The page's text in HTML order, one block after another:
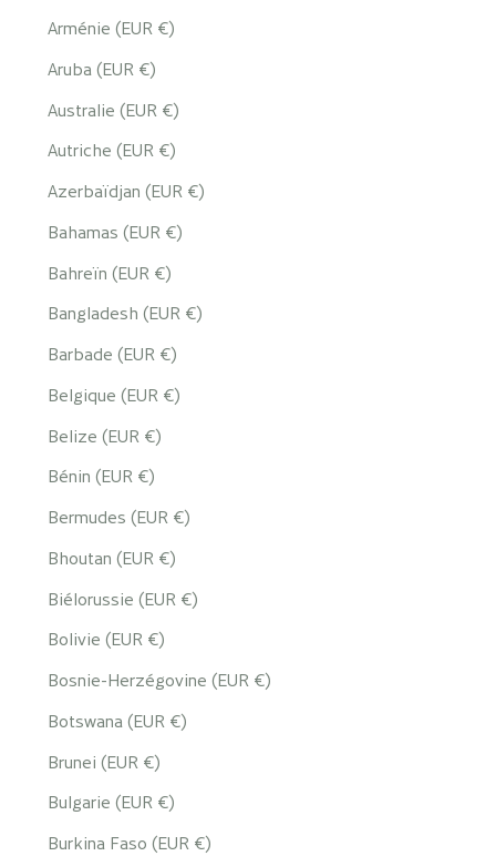
Arménie (EUR €)
Aruba (EUR €)
Australie (EUR €)
Autriche (EUR €)
Azerbaïdjan (EUR €)
Bahamas (EUR €)
Bahreïn (EUR €)
Bangladesh (EUR €)
Barbade (EUR €)
Belgique (EUR €)
Belize (EUR €)
Bénin (EUR €)
Bermudes (EUR €)
Bhoutan (EUR €)
Biélorussie (EUR €)
Bolivie (EUR €)
Bosnie-Herzégovine (EUR €)
Botswana (EUR €)
Brunei (EUR €)
Bulgarie (EUR €)
Burkina Faso (EUR €)